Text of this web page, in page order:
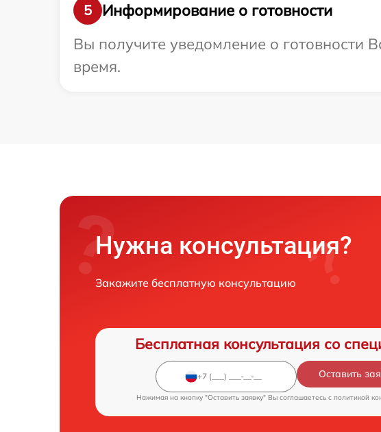
5
Информирование о готовности
Вы получите уведомление о готовности
время.
Нужна консультация?
Закажите бесплатную консультацию
Бесплатная консультация со
Оставить
Нажимая на кнопку "Оставить заявку" Вы соглашаетесь c политикой